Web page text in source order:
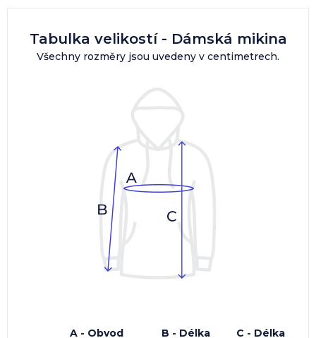
Tabulka velikostí - Dámská mikina
Všechny rozměry jsou uvedeny v centimetrech.
A - Obvod B - Délka C - Délka